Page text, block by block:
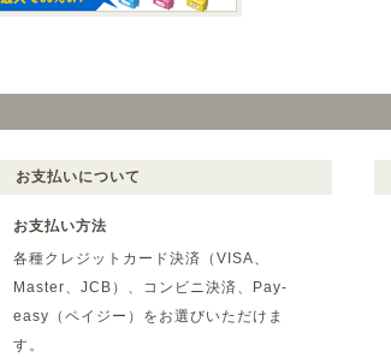
お支払いについて
お支払い方法
各種クレジットカード決済（VISA、
Master、JCB）、コンビニ決済、Pay-
easy（ペイジー）をお選びいただけま
す。